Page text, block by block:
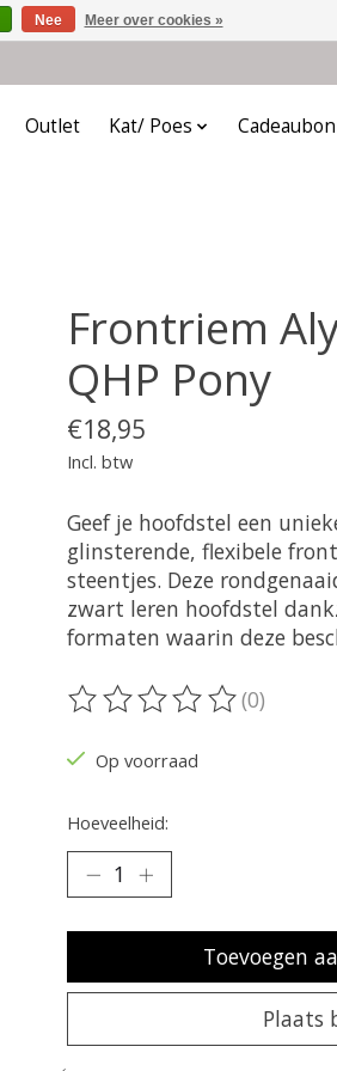
Outlet Kat/ Poes
Frontriem
QHP Pony
€18,95
Incl. btw
Geef je hoofdstel een
glinsterende, flexibele
steentjes. Deze
zwart leren hoofdstel
formaten waarin deze
De beoordeling van dit
(0)
Op voorraad
Hoeveelheid:
Toevoegen
Plaats
Nee Meer over cookies »